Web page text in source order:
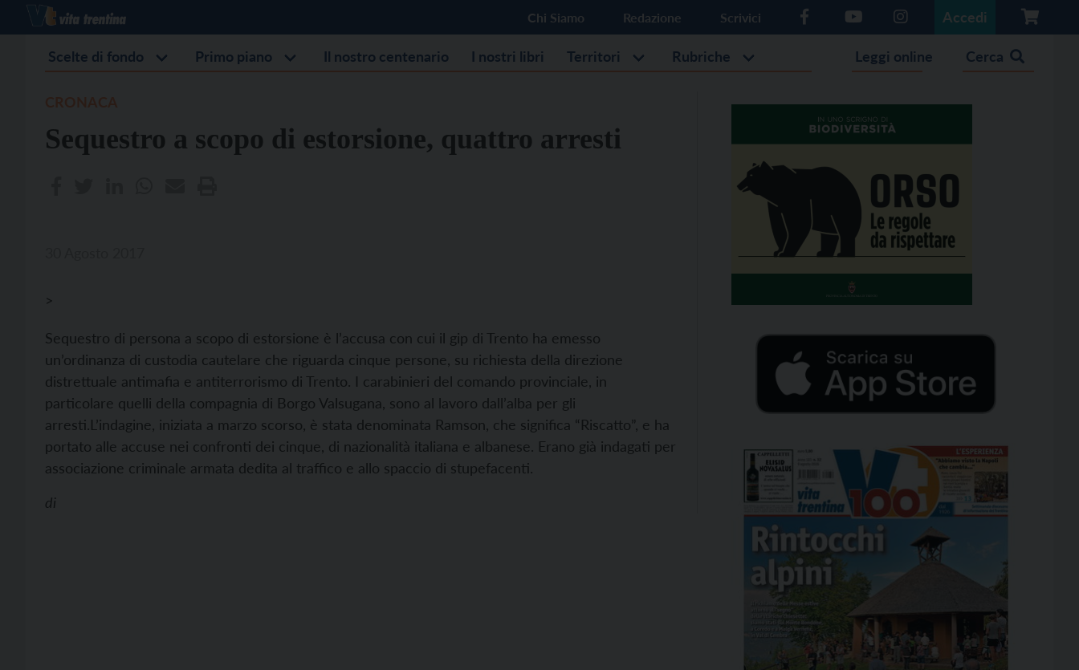
Chi Siamo Redazione Scrivici Accedi
Scelte di fondo Primo piano Il nostro centenario I nostri libri Territori Rubriche Leggi online Cerca
Sequestro a scopo di estorsione, quattro arresti
>
Sequestro di persona a scopo di estorsione è l’accusa con cui il gip di Trento ha emesso
un’ordinanza di custodia cautelare che riguarda cinque persone, su richiesta della direzione
distrettuale antimafia e antiterrorismo di Trento. I carabinieri del comando provinciale, in
particolare quelli della compagnia di Borgo Valsugana, sono al lavoro dall’alba per gli
arresti.L’indagine, iniziata a marzo scorso, è stata denominata Ramson, che significa “Riscatto”, e ha
portato alle accuse nei confronti dei cinque, di nazionalità italiana e albanese. Erano già indagati per
associazione criminale armata dedita al traffico e allo spaccio di stupefacenti.
di